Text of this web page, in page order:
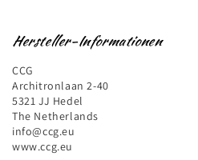
Hersteller-Informationen
CCG
Architronlaan 2-40
5321 JJ Hedel
The Netherlands
info@ccg.eu
www.ccg.eu